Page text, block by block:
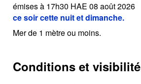
émises à 17h30 HAE 08 août 2026
ce soir cette nuit et dimanche.
Mer de 1 mètre ou moins.
Conditions et visibilité